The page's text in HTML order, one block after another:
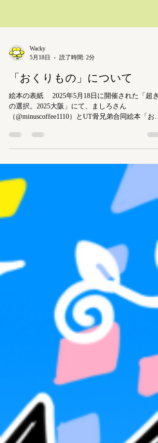
5月18日
読了時間: 2分
「おくりもの」について
絵本の表紙 2025年5月18日に開催された「超き
（@minuscoffee1110）とUT骨兄弟合同絵本「おく
りもの」を発行しました。この度発行から１年が
サイトにも全ページweb公開いたします。 この
本は私が初めて「合同誌」として出した本であ
り、また初めて「絵本」という形で出した本でも
あるので、あとがきにも書きましたが、「はじめ
て」尽くしなチャレンジをした思入れ深い作品で
す。絵本や文章を書くのが得意なましろさんに
んだりしながら、自分なりに「絵本ってこんな感
じかな？」と試行錯誤してお話を作った思い出が
あります。表紙のデザインから構成や編集まで、
ましろさんと協力し合いながら作った経験も、私
にとって本と共に宝物になっています。ましろさ
ん、その節は本当にお世話になりました、ありが
とうございました…！ お話の内容は、アンテ
にとって集団幻覚となっている（笑）子供時代の
小さいパピルスと、そのパピルスの成長を見守る